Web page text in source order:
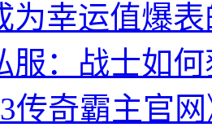
为幸运值爆
服：战士如
传奇霸主官